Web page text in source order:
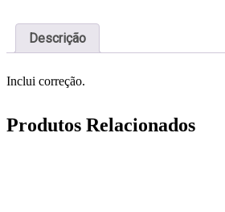
Descrição
Inclui correção.
Produtos Relacionados